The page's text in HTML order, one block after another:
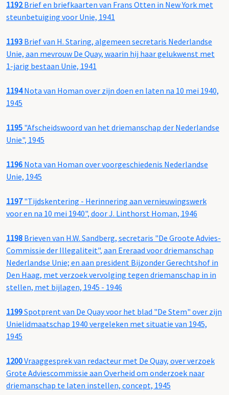
1192Brief en briefkaarten van Frans Otten in New York met
steunbetuiging voor Unie, 1941
1193 Brief van H. Staring, algemeen secretaris Nederlandse
Unie, aan mevrouw De Quay, waarin hij haar gelukwenst met
1-jarig bestaan Unie, 1941
1194Nota van Homan over zijn doen en laten na 10 mei 1940,
1945
1195 "Afscheidswoord van het driemanschap der Nederlandse
Unie", 1945
1196 Nota van Homan over voorgeschiedenis Nederlandse
Unie, 1945
1197"Tijdskentering - Herinnering aan vernieuwingswerk
voor en na 10 mei 1940", door J. Linthorst Homan, 1946
1198 Brieven van H.W. Sandberg, secretaris "De Groote Advies-
Commissie der Illegaliteit", aan Ereraad voor driemanschap
Nederlandse Unie; en aan president Bijzonder Gerechtshof in
Den Haag, met verzoek vervolging tegen driemanschap in in
stellen, met bijlagen, 1945 - 1946
1199Spotprent van De Quay voor het blad "De Stem" over zijn
Unielidmaatschap 1940 vergeleken met situatie van 1945,
1945
1200Vraaggesprek van redacteur met De Quay, over verzoek
Grote Adviescommissie aan Overheid om onderzoek naar
driemanschap te laten instellen, concept, 1945